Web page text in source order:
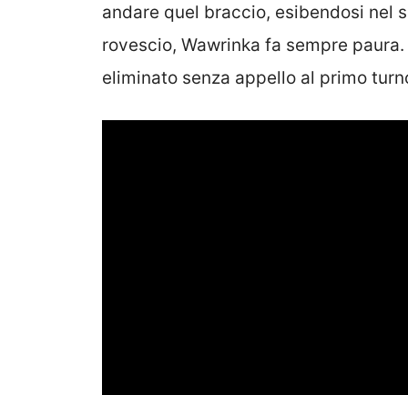
andare quel braccio, esibendosi nel
rovescio, Wawrinka fa sempre
eliminato senza appello al primo